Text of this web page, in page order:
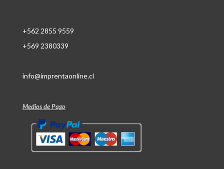
+562 2855 9559
+569 2380339
info@imprentaonline.cl
Medios de Pago